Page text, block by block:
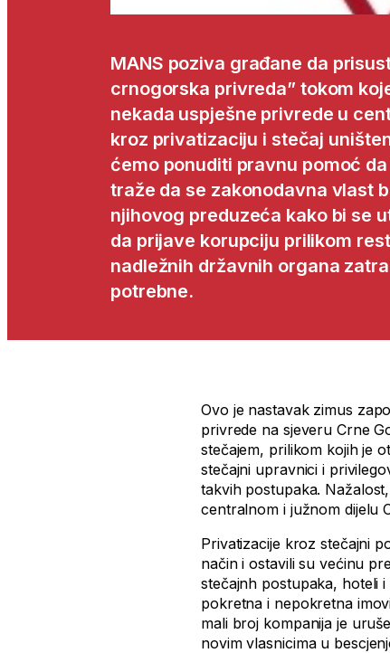
MANS poziva građane da
crnogorska privreda” tokom
nekada uspješne privrede u
kroz privatizaciju i stečaj
ćemo ponuditi pravnu pomoć
traže da se zakonodavna vlast
njihovog preduzeća kako bi se
da prijave korupciju prilikom
nadležnih državnih organa
potrebne.
Ovo je nastavak zimus
privrede na sjeveru Crne
stečajem, prilikom kojih je
stečajni upravnici i
takvih postupaka.
centralnom i južnom dijelu
Privatizacije kroz stečajni
način i ostavili su većinu
stečajnh postupaka, hoteli
pokretna i nepokretna
mali broj kompanija je
novim vlasnicima u